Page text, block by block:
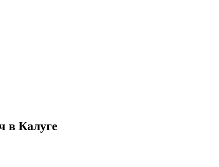
в Калуге